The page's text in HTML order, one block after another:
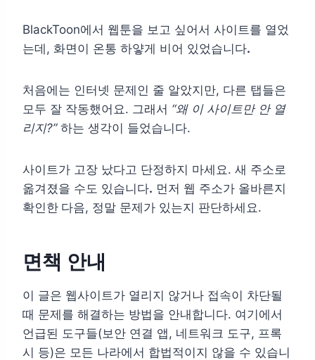
BlackToon에서 웹툰을 보고 싶어서 사이트를 열었
는데, 화면이 온통 하얗게 비어 있었습니다.
처음에는 인터넷 문제인 줄 알았지만, 다른 탭들은
모두 잘 작동했어요. 그래서 “왜 이 사이트만 안 열
리지?”하는 생각이 들었습니다.
사이트가 고장 났다고 단정하지 마세요. 새 주소로
옮겨졌을 수도 있습니다. 먼저 웹 주소가 올바른지
확인한 다음, 정말 문제가 있는지 판단하세요.
면책 안내
이 글은 웹사이트가 열리지 않거나 접속이 차단될
때 문제를 해결하는 방법을 안내합니다. 여기에서
언급된 도구들(보안 연결 앱, 네트워크 도구, 프록
시 등)은 모든 나라에서 합법적이지 않을 수 있습니